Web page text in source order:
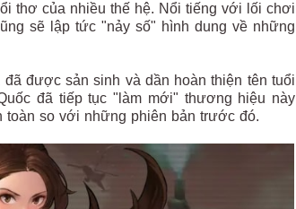
thơ của nhiều thế hệ. Nổi tiếng với lối chơi
sẽ lập tức "nảy số" hình dung về những
được sản sinh và dần hoàn thiện tên tuổi
đã tiếp tục "làm mới" thương hiệu này
toàn so với những phiên bản trước đó.